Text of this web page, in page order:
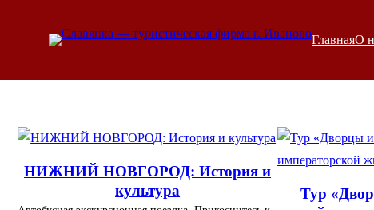
ГлавнаяО
НИЖНИЙ НОВГОРОД: История и
культура
Тур